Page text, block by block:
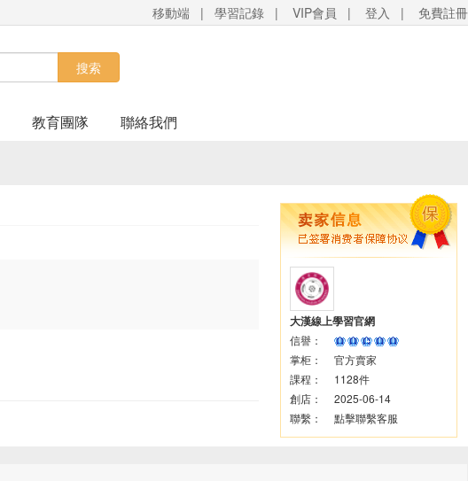
移動端 | 學習記錄 | VIP會員 | 登入 | 免費註冊
搜索
教育團隊 聯絡我們
大漢線上學習官網
信譽：
掌柜：
官方賣家
課程：
1128件
創店：
2025-06-14
聯繫：
點擊聯繫客服